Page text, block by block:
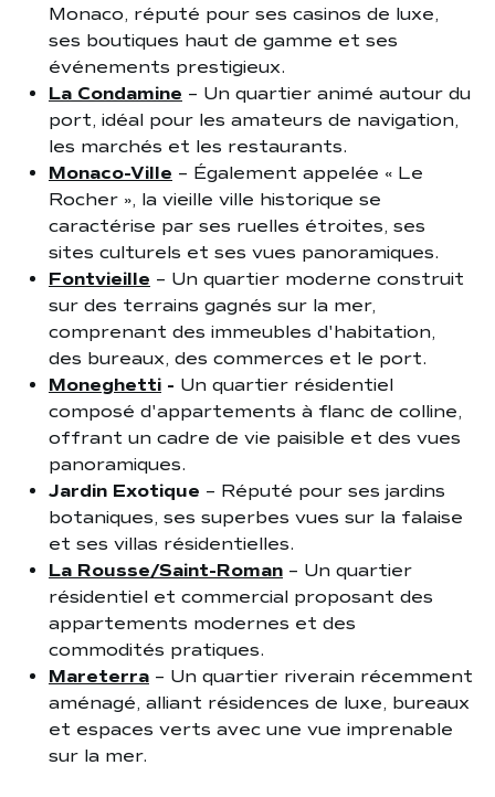
Monaco, réputé pour ses casinos de luxe,
ses boutiques haut de gamme et ses
événements prestigieux.
La Condamine – Un quartier animé autour du
port, idéal pour les amateurs de navigation,
les marchés et les restaurants.
Monaco-Ville – Également appelée « Le
Rocher », la vieille ville historique se
caractérise par ses ruelles étroites, ses
sites culturels et ses vues panoramiques.
Fontvieille – Un quartier moderne construit
sur des terrains gagnés sur la mer,
comprenant des immeubles d'habitation,
des bureaux, des commerces et le port.
Moneghetti - Un quartier résidentiel
composé d'appartements à flanc de colline,
offrant un cadre de vie paisible et des vues
panoramiques.
Jardin Exotique – Réputé pour ses jardins
botaniques, ses superbes vues sur la falaise
et ses villas résidentielles.
La Rousse/Saint-Roman – Un quartier
résidentiel et commercial proposant des
appartements modernes et des
commodités pratiques.
Mareterra – Un quartier riverain récemment
aménagé, alliant résidences de luxe, bureaux
et espaces verts avec une vue imprenable
sur la mer.